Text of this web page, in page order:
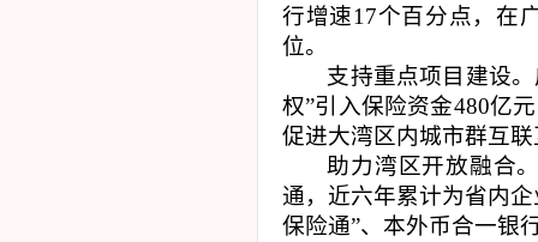
行增速17个百分点，在
位。
支持重点项目建设
权”引入保险资金480亿
促进大湾区内城市群互
助力湾区开放融合
通，近六年累计为省内
保险通”、本外币合一银